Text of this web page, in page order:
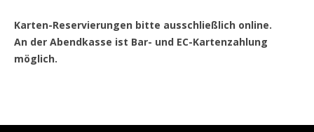
Karten-Reservierungen bitte ausschließlich online.
An der Abendkasse ist Bar- und EC-Kartenzahlung
möglich.